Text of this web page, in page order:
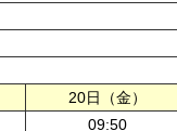
20日（金）
09:50